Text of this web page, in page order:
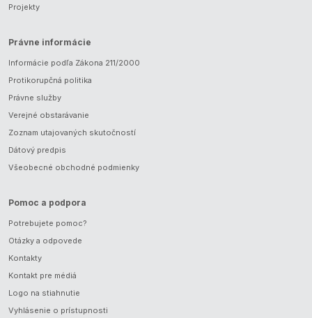
Projekty
Právne informácie
Informácie podľa Zákona 211/2000
Protikorupčná politika
Právne služby
Verejné obstarávanie
Zoznam utajovaných skutočností
Dátový predpis
Všeobecné obchodné podmienky
Pomoc a podpora
Potrebujete pomoc?
Otázky a odpovede
Kontakty
Kontakt pre médiá
Logo na stiahnutie
Vyhlásenie o prístupnosti